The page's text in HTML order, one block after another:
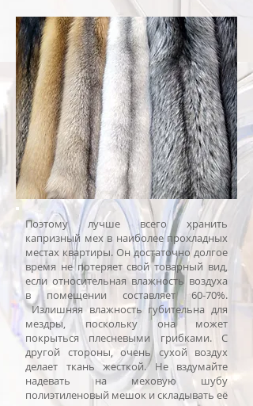
Поэтому лучше всего хранить
капризный мех в наиболее прохладных
местах квартиры. Он достаточно долгое
время не потеряет свой товарный вид,
если относительная влажность воздуха
в помещении составляет 60-70%.
Излишняя влажность губительна для
мездры, поскольку она может
покрыться плесневыми грибками. С
другой стороны, очень сухой воздух
делает ткань жесткой. Не вздумайте
надевать на меховую шубу
полиэтиленовый мешок и складывать её